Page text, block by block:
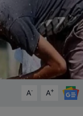
A- A+